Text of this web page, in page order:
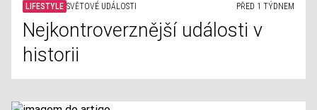
LIFESTYLE SVĚTOVÉ UDÁLOSTI PŘED 1 TÝDNEM
Nejkontroverznější události v
historii